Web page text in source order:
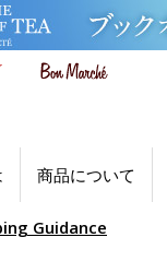
商品について
Guidance